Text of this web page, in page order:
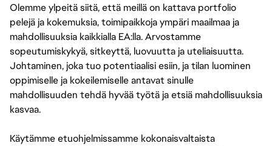
Olemme ylpeitä siitä, että meillä on kattava portfolio
pelejä ja kokemuksia, toimipaikkoja ympäri maailmaa ja
mahdollisuuksia kaikkialla EA:lla. Arvostamme
sopeutumiskykyä, sitkeyttä, luovuutta ja uteliaisuutta.
Johtaminen, joka tuo potentiaalisi esiin, ja tilan luominen
oppimiselle ja kokeilemiselle antavat sinulle
mahdollisuuden tehdä hyvää työtä ja etsiä mahdollisuuksia
kasvaa.
Käytämme etuohjelmissamme kokonaisvaltaista